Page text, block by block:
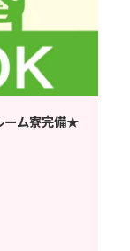
ーム寮完備★